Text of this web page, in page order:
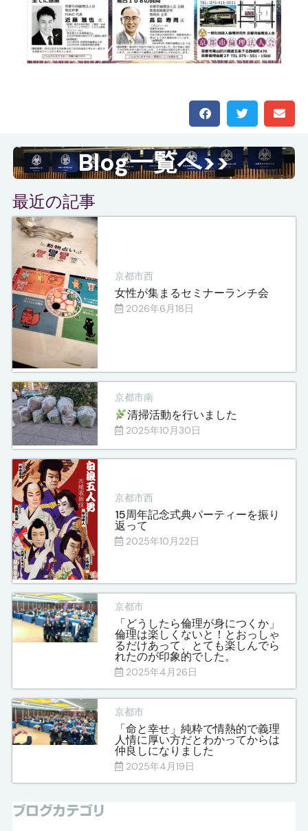
Blog一覧へ>>
最近の記事
京都市西
女性が集まるセミナーランチ会
2026年6月18日
京都市南
清掃活動を行いました
2025年10月30日
京都市西
15周年記念式典パーティーを振り
返って
2025年10月22日
京都市
「どうしたら倫理が身につくか」
倫理は楽しくないと！とおっしゃ
るだけあって、とても楽しんでら
れたのが印象的でした。
2025年4月26日
京都市
「命と幸せ」純粋で情熱的で義理
人情に厚い方だとわかってからは
仲良しになりました
2025年4月19日
ブログカテゴリ